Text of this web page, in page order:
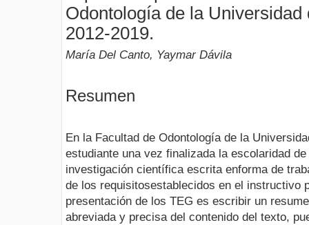
Odontología de la Universidad
2012-2019.
María Del Canto, Yaymar Dávila
Resumen
En la Facultad de Odontología de la
estudiante una vez finalizada la escolaridad
investigación científica escrita enforma de
de los requisitosestablecidos en el instructivo
presentación de los TEG es escribir un
abreviada y precisa del contenido del texto,